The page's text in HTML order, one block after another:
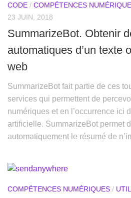
CODE / COMPÉTENCES
23 JUIN, 2018
SummarizeBot. Obtenir
automatiques d’un texte
web
SummarizeBot fait partie de ces
services qui permettent de
numériques et en l’occurrence ici
artificielle. SummarizeBot permet
automatiquement le résumé de
COMPÉTENCES NUMÉRIQUES /